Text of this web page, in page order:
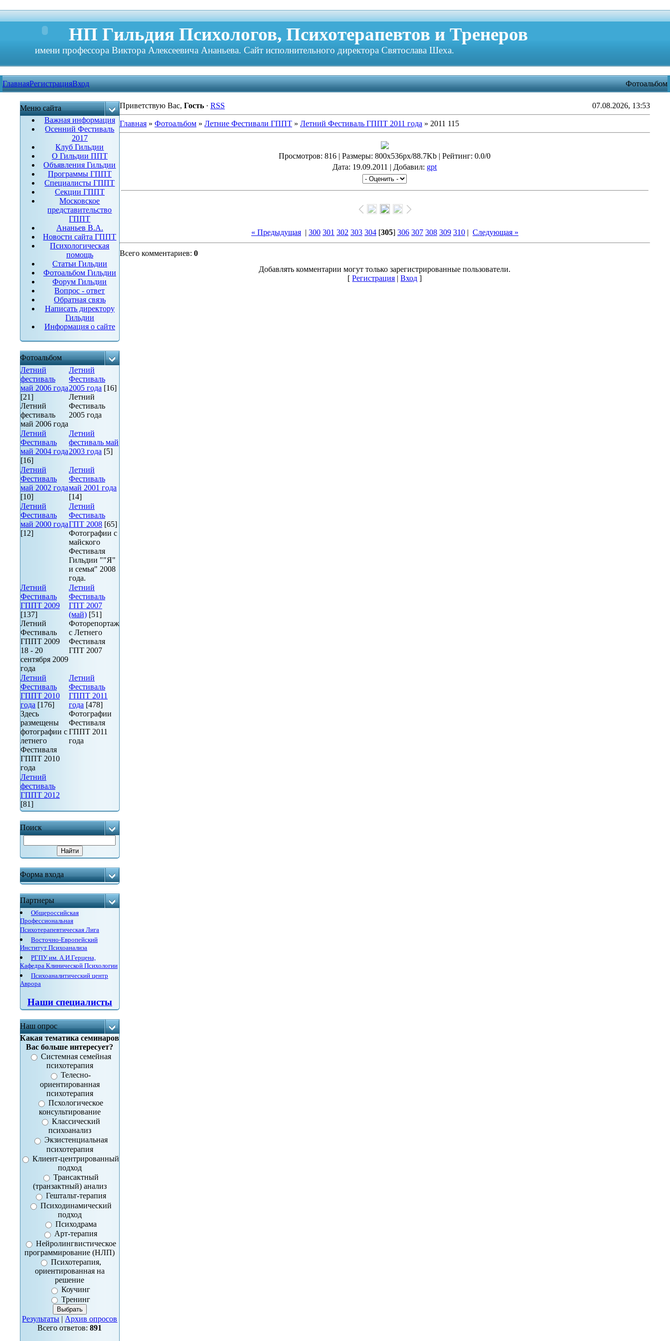
НП Гильдия Психологов, Психотерапевтов и Тренеров
имени профессора Виктора Алексеевича Ананьева. Сайт исполнительного директора Святослава Шеха.
ГлавнаяРегистрацияВход Фотоальбом
Меню сайта
Важная информация
Осенний Фестиваль
2017
Клуб Гильдии
О Гильдии ППТ
Объявления Гильдии
Программы ГППТ
Специалисты ГППТ
Секции ГППТ
Московское
представительство
ГППТ
Ананьев В.А.
Новости сайта ГППТ
Психологическая
помощь
Статьи Гильдии
Фотоальбом Гильдии
Форум Гильдии
Вопрос - ответ
Обратная связь
Написать директору
Гильдии
Информация о сайте
Фотоальбом
Летний
фестиваль
май 2006 года
[21]
Летний
фестиваль
май 2006 года
Летний
Фестиваль
2005 года [16]
Летний
Фестиваль
2005 года
Летний
Фестиваль
май 2004 года
[16]
Летний
фестиваль май
2003 года [5]
Летний
Фестиваль
май 2002 года
[10]
Летний
Фестиваль
май 2001 года
[14]
Летний
Фестиваль
май 2000 года
[12]
Летний
Фестиваль
ГПТ 2008 [65]
Фотографии с
майского
Фестиваля
Гильдии ""Я"
и семья" 2008
года.
Летний
Фестиваль
ГППТ 2009
[137]
Летний
Фестиваль
ГППТ 2009
18 - 20
сентября 2009
года
Летний
Фестиваль
ГПТ 2007
(май) [51]
Фоторепортаж
с Летнего
Фестиваля
ГПТ 2007
Летний
Фестиваль
ГППТ 2010
года [176]
Здесь
размещены
фотографии с
летнего
Фестиваля
ГППТ 2010
года
Летний
Фестиваль
ГППТ 2011
года [478]
Фотографии
Фестиваля
ГППТ 2011
года
Летний
фестиваль
ГППТ 2012
[81]
Поиск
Форма входа
Партнеры
Общероссийская
Профессиональная
Психотерапевтическая Лига
Восточно-Европейский
Институт Психоанализа
РГПУ им. А.И.Герцена,
Кафедра Клинической Психологии
Психоаналитический центр
Аврора
Наши специалисты
Наш опрос
Какая тематика семинаров
Вас больше интересует?
Системная семейная
психотерапия
Телесно-
ориентированная
психотерапия
Псхологическое
консультирование
Классический
психоанализ
Экзистенциальная
психотерапия
Клиент-центрированный
подход
Трансактный
(транзактный) анализ
Гештальт-терапия
Психодинамический
подход
Психодрама
Арт-терапия
Нейролингвистическое
программирование (НЛП)
Психотерапия,
ориентированная на
решение
Коучинг
Тренинг
Результаты | Архив опросов
Всего ответов:891
Приветствую Вас, Гость· RSS 07.08.2026, 13:53
Главная» Фотоальбом» Летние Фестивали ГППТ» Летний Фестиваль ГППТ 2011 года » 2011 115
Просмотров: 816 |Размеры: 800x536px/88.7Kb |Рейтинг: 0.0/0
Дата: 19.09.2011 | Добавил: gpt
« Предыдущая| 300 301 302 303 304[305] 306 307 308 309 310| Следующая »
Всего комментариев: 0
Добавлять комментарии могут только зарегистрированные пользователи.
[Регистрация |Вход ]